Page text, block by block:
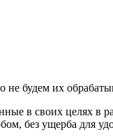
будем их
в своих целях в
без ущерба для